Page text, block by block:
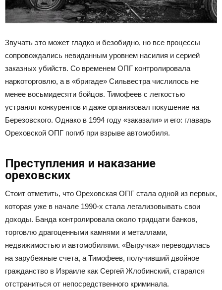
Звучать это может гладко и безобидно, но все процессы
сопровождались невиданным уровнем насилия и серией
заказных убийств. Со временем ОПГ контролировала
наркоторговлю, а в «бригаде» Сильвестра числилось не
менее восьмидесяти бойцов. Тимофеев с легкостью
устранял конкурентов и даже организовал покушение на
Березовского. Однако в 1994 году «заказали» и его: главарь
Ореховской ОПГ погиб при взрыве автомобиля.
Преступления и наказание
ореховских
Стоит отметить, что Ореховская ОПГ стала одной из первых,
которая уже в начале 1990-х стала легализовывать свои
доходы. Банда контролировала около тридцати банков,
торговлю драгоценными камнями и металлами,
недвижимостью и автомобилями. «Выручка» переводилась
на зарубежные счета, а Тимофеев, получивший двойное
гражданство в Израиле как Сергей Жлобинский, старался
отстраниться от непосредственного криминала.